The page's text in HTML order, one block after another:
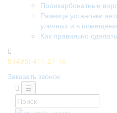
Поликарбонатные
Разница установки
уличных и в
Как правильно
8 (495) 411-27-16
Заказать звонок
☰